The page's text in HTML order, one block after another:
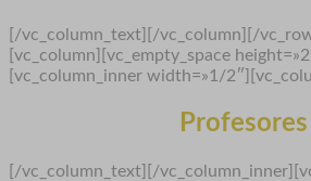
[/vc_column_text][/vc_column][/
[vc_column][vc_empty_space
[vc_column_inner width=»1/
Profesores
[/vc_column_text][/